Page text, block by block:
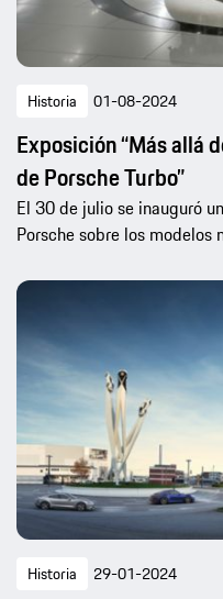
Historia 01-08-2024
Exposición “Más allá
de Porsche Turbo”
El 30 de julio se inauguró
Porsche sobre los
Historia 29-01-2024